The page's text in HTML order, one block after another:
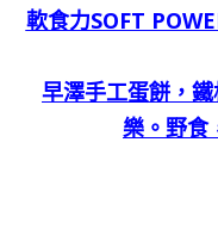
軟食力SOFT
早澤手工蛋餅，
樂。野食